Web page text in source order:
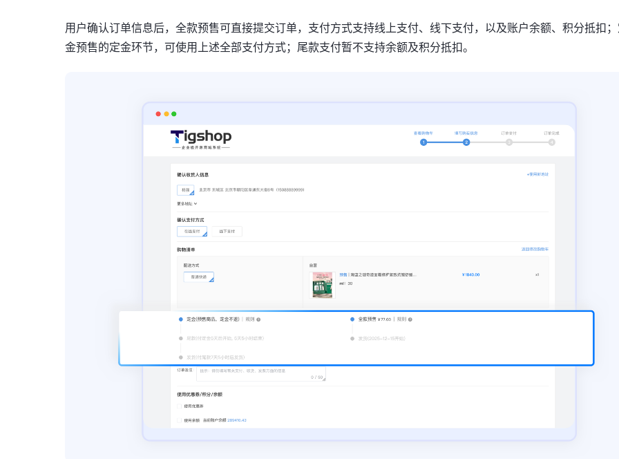
用户确认订单信息后，全款预售可直接提交订单，支付方式支持线上支付、线下支付，以及账户余额、积分抵扣
金预售的定金环节，可使用上述全部支付方式；尾款支付暂不支持余额及积分抵扣。